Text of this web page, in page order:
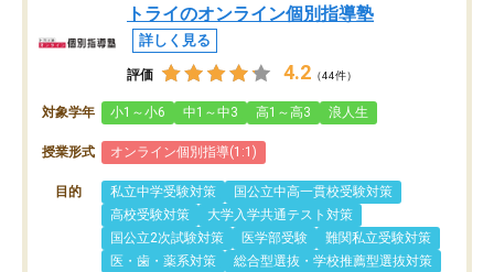
トライのオンライン個別指導塾
詳しく見る
評価 4.2 （44件）
対象学年 小1～小6 中1～中3 高1～高3 浪人生
授業形式 オンライン個別指導(1:1)
目的 私立中学受験対策
国公立中高一貫校受験対策
高校受験対策
大学入学共通テスト対策
国公立2次試験対策
医学部受験
難関私立受験対策
医・歯・薬系対策
総合型選抜・学校推薦型選抜対策